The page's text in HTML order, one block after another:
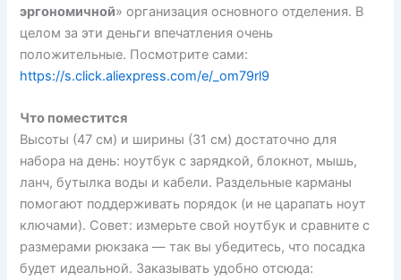
эргономичной» организация основного отделения. В
целом за эти деньги впечатления очень
положительные. Посмотрите сами:
https://s.click.aliexpress.com/e/_om79rl9
Что поместится
Высоты (47 см) и ширины (31 см) достаточно для
набора на день: ноутбук с зарядкой, блокнот, мышь,
ланч, бутылка воды и кабели. Раздельные карманы
помогают поддерживать порядок (и не царапать ноут
ключами). Совет: измерьте свой ноутбук и сравните с
размерами рюкзака — так вы убедитесь, что посадка
будет идеальной. Заказывать удобно отсюда: